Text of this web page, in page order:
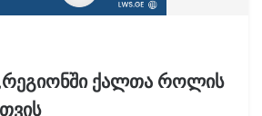
„რეგიონში ქალთა როლის